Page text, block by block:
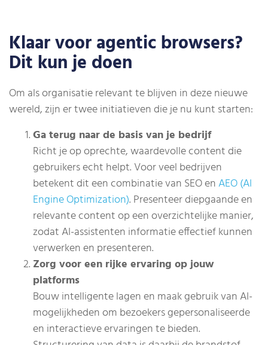
Klaar voor agentic browsers?
Dit kun je doen
Om als organisatie relevant te blijven in deze nieuwe
wereld, zijn er twee initiatieven die je nu kunt starten:
Ga terug naar de basis van je bedrijf
Richt je op oprechte, waardevolle content die
gebruikers echt helpt. Voor veel bedrijven
betekent dit een combinatie van SEO enAEO (AI
Engine Optimization). Presenteer diepgaande en
relevante content op een overzichtelijke manier,
zodat AI-assistenten informatie effectief kunnen
verwerken en presenteren.
Zorg voor een rijke ervaring op jouw
platforms
Bouw intelligente lagen en maak gebruik van AI-
mogelijkheden om bezoekers gepersonaliseerde
en interactieve ervaringen te bieden.